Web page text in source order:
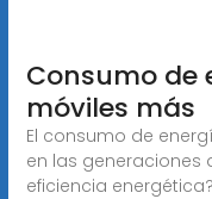
Consumo de
móviles más
El consumo de
en las generaciones
eficiencia energética?